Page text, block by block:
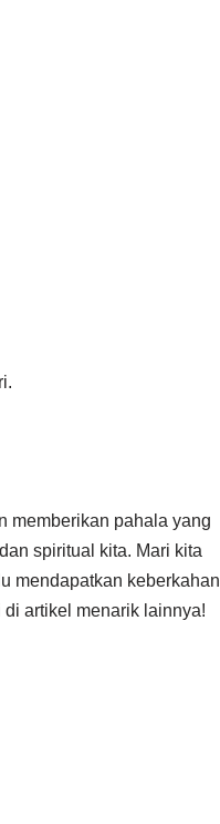
memberikan pahala yang
spiritual kita. Mari kita
mendapatkan keberkahan
artikel menarik lainnya!